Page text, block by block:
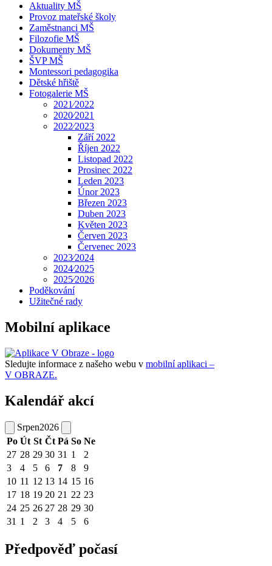
Aktuality MŠ
Provoz mateřské školy
Zaměstnanci MŠ
Filozofie MŠ
Dokumenty MŠ
ŠVP MŠ
Montessori pedagogika
Dětské hřiště
Fotogalerie MŠ
2021⁄2022
2020⁄2021
2022⁄2023
Září 2022
Říjen 2022
Listopad 2022
Prosinec 2022
Leden 2023
Únor 2023
Březen 2023
Duben 2023
Květen 2023
Červen 2023
Červenec 2023
2023⁄2024
2024⁄2025
2025⁄2026
Poděkování
Užitečné rady
Mobilní aplikace
Sledujte informace z našeho webu v mobilní aplikaci –
V OBRAZE.
Kalendář akcí
Srpen2026
Po Út St Čt Pá So Ne
27 28 29 30 31 1
2
3
4 5 6 7 8
9
10 11 12 13 14 15 16
17 18 19 20 21 22 23
24 25 26 27 28 29 30
31 1 2 3 4 5 6
Předpověď počasí